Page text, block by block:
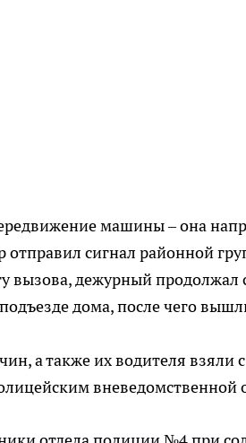
машины – она
отправил сигнал районной
вызова, дежурный
дома, после чего
а также их водителя
вневедомственной